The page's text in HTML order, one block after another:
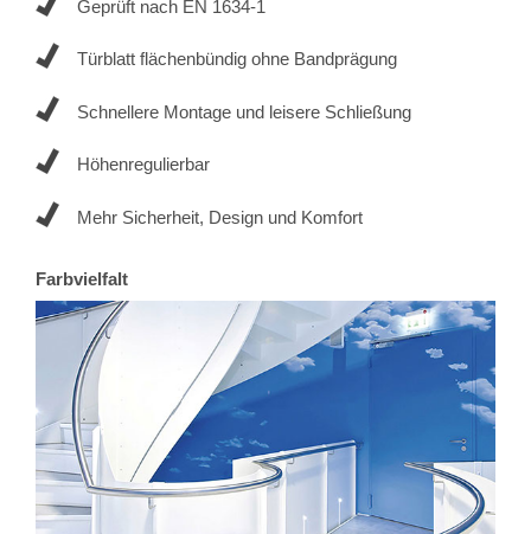
Geprüft nach EN 1634-1
Türblatt flächenbündig ohne Bandprägung
Schnellere Montage und leisere Schließung
Höhenregulierbar
Mehr Sicherheit, Design und Komfort
Farbvielfalt